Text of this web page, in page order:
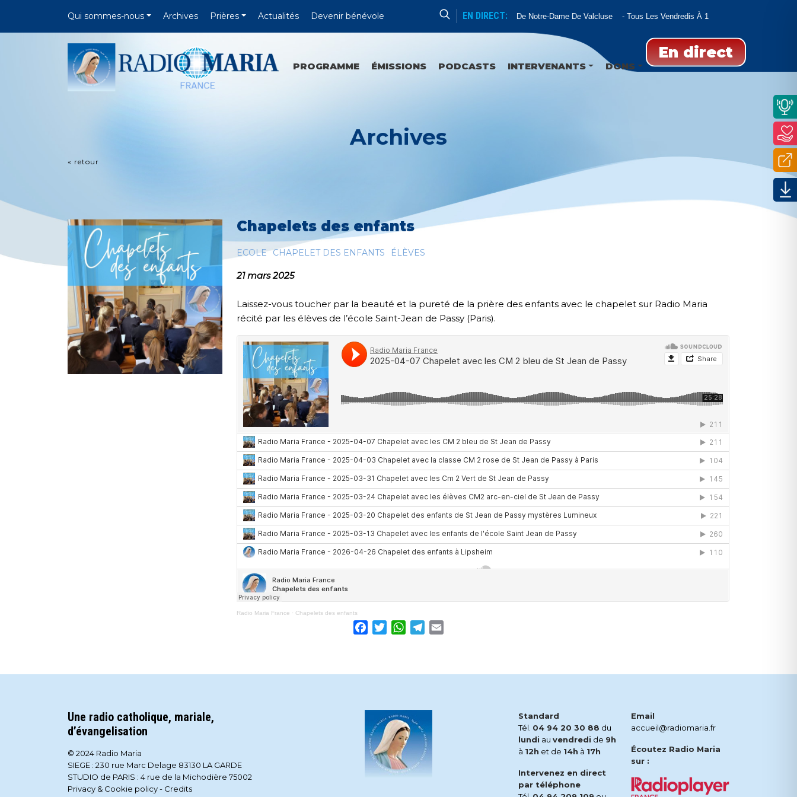
Qui sommes-nous Archives Prières Actualités Devenir bénévole EN DIRECT:Messe De Notre-Dame De Valcluse Tous Les Vendredis À 11h15
En direct
PROGRAMME ÉMISSIONS PODCASTS INTERVENANTS DONS
Archives
« retour
Chapelets des enfants
ECOLE CHAPELET DES ENFANTS ÉLÈVES
21 mars 2025
Laissez-vous toucher par la beauté et la pureté de la prière des enfants avec le chapelet sur Radio Maria
récité par les élèves de l’école Saint-Jean de Passy (Paris).
Radio Maria France · Chapelets des enfants
Facebook
TwitterWhatsApp
Telegram
Une radio catholique, mariale,
d’évangelisation
© 2024 Radio Maria
SIEGE : 230 rue Marc Delage 83130 LA GARDE
STUDIO de PARIS : 4 rue de la Michodière 75002
Privacy & Cookie policy- Credits
Standard
Tél. 04 94 20 30 88 du
lundi au vendredi de 9h
à 12h et de 14h à 17h
Intervenez en direct
par téléphone
Email
accueil@radiomaria.fr
Écoutez Radio Maria
sur :